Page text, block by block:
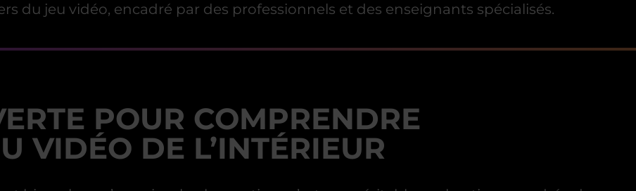
du jeu vidéo, encadré par des professionnels et des enseignants spécialisés.
POUR COMPRENDRE
VIDÉO DE L’INTÉRIEUR